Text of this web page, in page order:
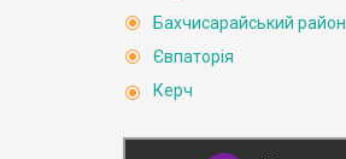
Бахчисарайський район
Євпаторія
Керч